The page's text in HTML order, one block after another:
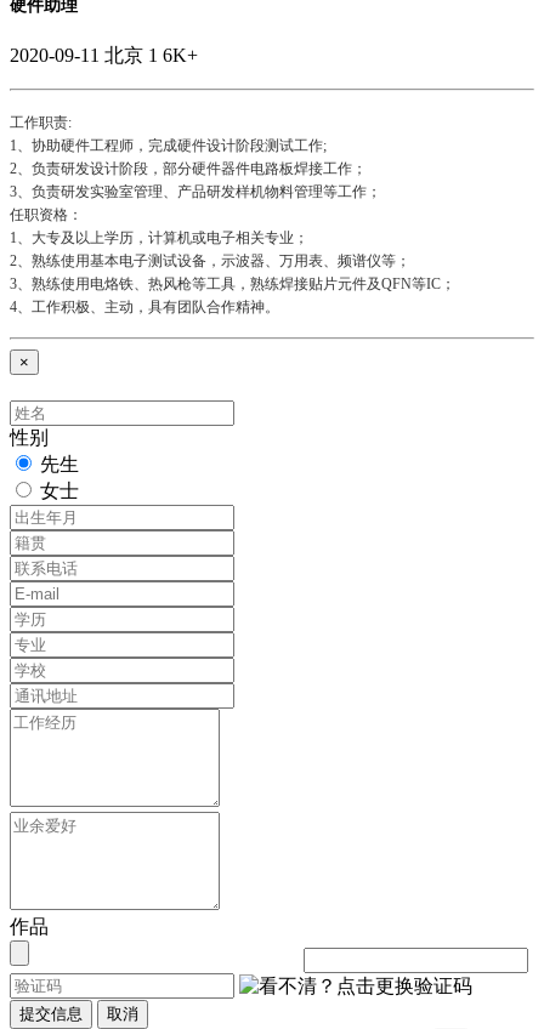
硬件助理
2020-09-11 北京 1 6K+
工作职责:
1、协助硬件工程师，完成硬件设计阶段测试工作;
2、负责研发设计阶段，部分硬件器件电路板焊接工作；
3、负责研发实验室管理、产品研发样机物料管理等工作；
任职资格：
1、大专及以上学历，计算机或电子相关专业；
2、熟练使用基本电子测试设备，示波器、万用表、频谱仪等；
3、熟练使用电烙铁、热风枪等工具，熟练焊接贴片元件及QFN等IC；
4、工作积极、主动，具有团队合作精神。
×
性别
先生
女士
作品
提交信息 取消